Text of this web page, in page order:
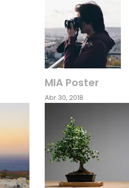
MIA Poster
Abr 30, 2018